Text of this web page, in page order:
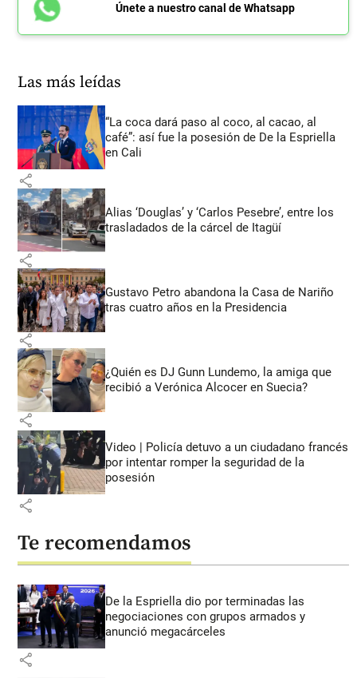
Únete a nuestro canal de Whatsapp
Las más leídas
“La coca dará paso al coco, al cacao, al
café”: así fue la posesión de De la Espriella
en Cali
share
Alias ‘Douglas’ y ‘Carlos Pesebre’, entre los
trasladados de la cárcel de Itagüí
share
Gustavo Petro abandona la Casa de Nariño
tras cuatro años en la Presidencia
share
¿Quién es DJ Gunn Lundemo, la amiga que
recibió a Verónica Alcocer en Suecia?
share
Video | Policía detuvo a un ciudadano francés
por intentar romper la seguridad de la
posesión
share
Te recomendamos
De la Espriella dio por terminadas las
negociaciones con grupos armados y
anunció megacárceles
share